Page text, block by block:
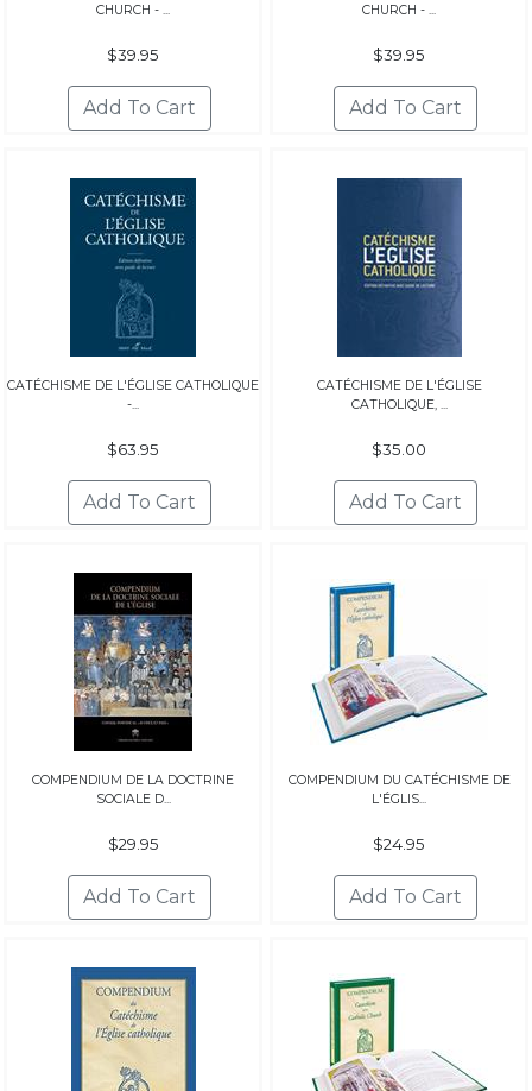
CHURCH - ...
$39.95
CHURCH - ...
$39.95
CATÉCHISME DE L'ÉGLISE CATHOLIQUE
-...
$63.95
CATÉCHISME DE L'ÉGLISE
CATHOLIQUE, ...
$35.00
COMPENDIUM DE LA DOCTRINE
SOCIALE D...
$29.95
COMPENDIUM DU CATÉCHISME DE
L'ÉGLIS...
$24.95